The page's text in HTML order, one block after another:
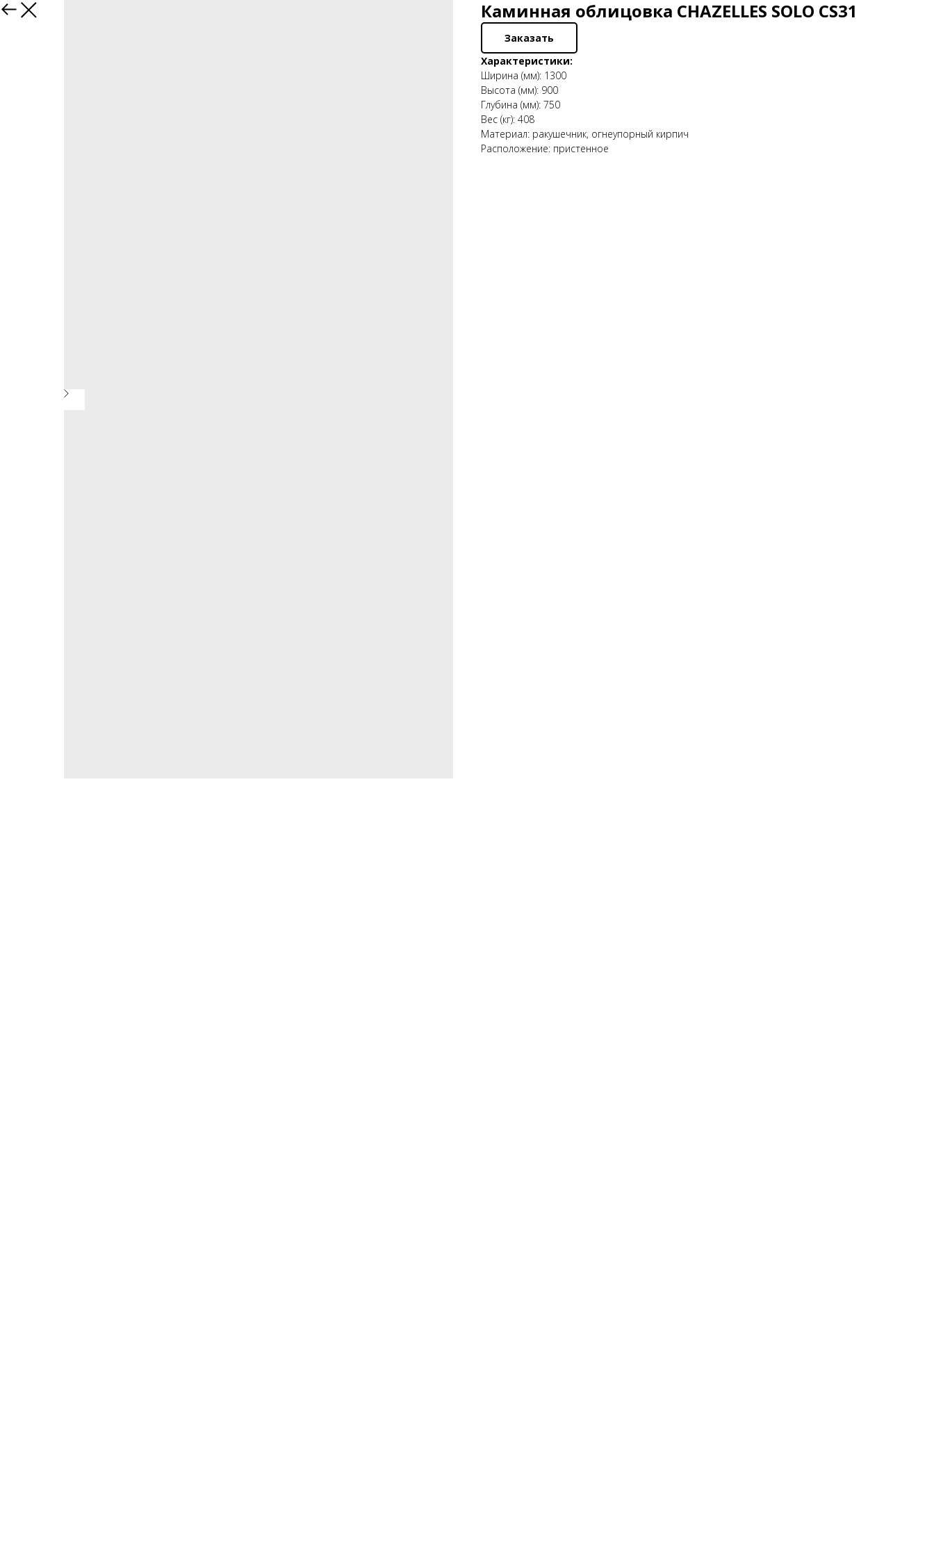
Каминная облицовка CHAZELLES SOLO CS31
Заказать
Характеристики:
Ширина (мм): 1300
Высота (мм): 900
Глубина (мм): 750
Вес (кг): 408
Материал: ракушечник, огнеупорный кирпич
Расположение: пристенное